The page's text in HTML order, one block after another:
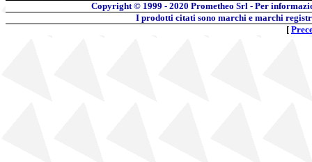
Copyright © 1999 - 2020 Prometheo Srl - Per
I prodotti citati sono marchi e marchi
[